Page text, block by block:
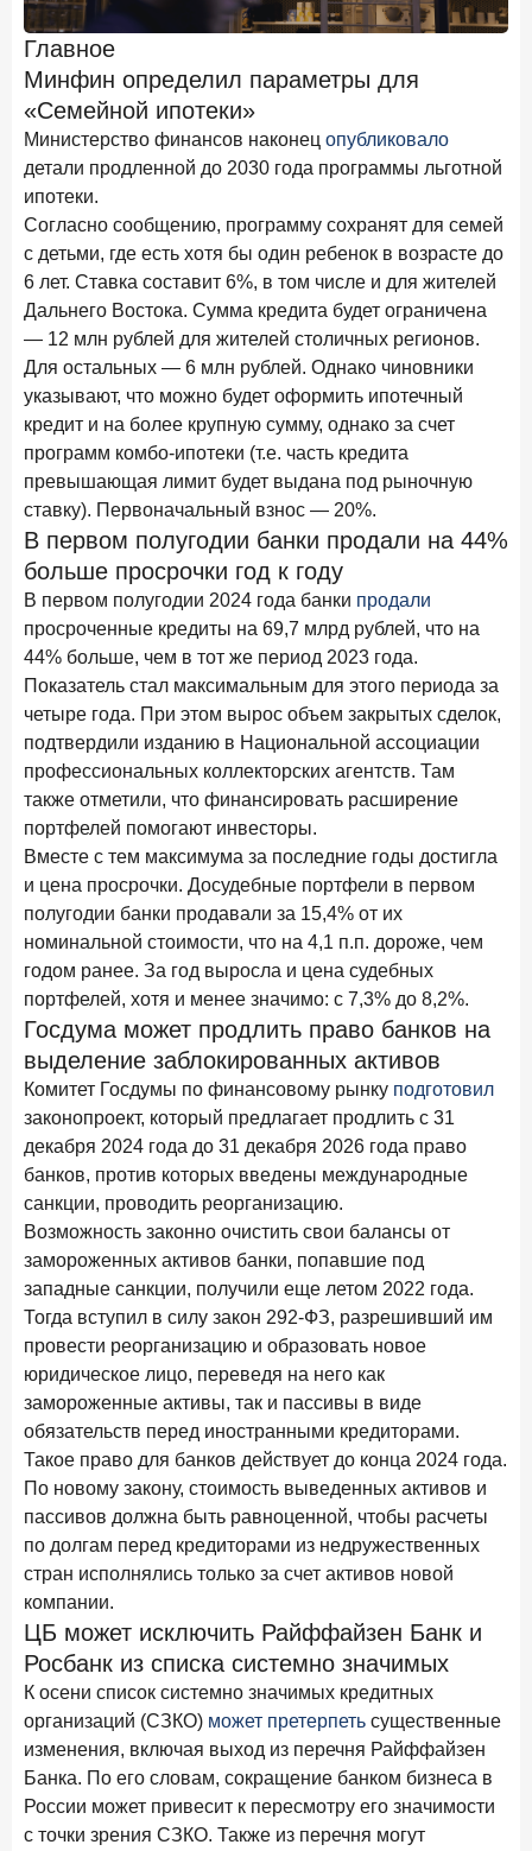
Клиенты чаще всего узнают о сберегательных
продуктах из рекламы в интернете и на ТВ
9 июля 2026 года
С ростом благосостояния клиентов-сберегателей
увеличивается и склонность к диверсификации
7 июля 2026 года
По итогам июня 2026 года объем выдач кредитов
составил 1 166,4 млрд руб.
3 июля 2026 года
«Скорость измеряется секундами». Новые стандарты
банковского контакт-центра
25 июня 2026 года ИССЛЕДОВАНИЕ
Ипотека в России: итоги мая 2026 года в цифрах
22 июня 2026 года
«Честность — индустриальный стандарт»: как банки
завоевывают лояльность private-клиентов
Рассылка Frank RG
Итоги недели, наша трактовка основных событий
на банковском рынке
ПОДПИСАТЬСЯ
Я согласен с условиями обработки данных
8 июня 2026 года ИССЛЕДОВАНИЕ
По итогам мая 2026 года объем выдач кредитов
составил 993,8 млрд руб.
4 июня 2026 года ИССЛЕДОВАНИЕ
Синергия интеллектов: будущее контакт-центров в
партнерстве человека и технологий
В борьбе за сбережения россиян банки учатся
понимать контекст
28 мая 2026 года ИССЛЕДОВАНИЕ
Доверие становится главным фактором на рынке
Private banking
Ипотека в России: итоги апреля 2026 года в цифрах
13 мая 2026 года ИССЛЕДОВАНИЕ
«Ни один зарубежный private банк не может
сравниться с российским»
6 мая 2026 года
По итогам апреля 2026 года объем выдач кредитов
составил 968 млрд руб.
29 апреля 2026 года ИССЛЕДОВАНИЕ
Конкуренция на рынке инвестиционно-страховых
продуктов усиливается
28 апреля 2026 года ИССЛЕДОВАНИЕ
Привязанность побеждает ставку? Как выбирают банк
27 апреля 2026 года ИССЛЕДОВАНИЕ
Банки скорректировали доходность вкладов после
снижения ключевой ставки до 14,5%
Цифра дня
Главное
Минфин определил параметры для
«Семейной ипотеки»
Министерство финансов наконец опубликовало
детали продленной до 2030 года программы льготной
ипотеки.
Согласно сообщению, программу сохранят для семей
с детьми, где есть хотя бы один ребенок в возрасте до
6 лет. Ставка составит 6%, в том числе и для жителей
Дальнего Востока. Сумма кредита будет ограничена
— 12 млн рублей для жителей столичных регионов.
Для остальных — 6 млн рублей. Однако чиновники
указывают, что можно будет оформить ипотечный
кредит и на более крупную сумму, однако за счет
программ комбо-ипотеки (т.е. часть кредита
превышающая лимит будет выдана под рыночную
ставку). Первоначальный взнос — 20%.
В первом полугодии банки продали на 44%
больше просрочки год к году
В первом полугодии 2024 года банки продали
просроченные кредиты на 69,7 млрд рублей, что на
44% больше, чем в тот же период 2023 года.
Показатель стал максимальным для этого периода за
четыре года. При этом вырос объем закрытых сделок,
подтвердили изданию в Национальной ассоциации
профессиональных коллекторских агентств. Там
также отметили, что финансировать расширение
портфелей помогают инвесторы.
Вместе с тем максимума за последние годы достигла
и цена просрочки. Досудебные портфели в первом
полугодии банки продавали за 15,4% от их
номинальной стоимости, что на 4,1 п.п. дороже, чем
годом ранее. За год выросла и цена судебных
портфелей, хотя и менее значимо: с 7,3% до 8,2%.
Госдума может продлить право банков на
выделение заблокированных активов
Комитет Госдумы по финансовому рынку подготовил
законопроект, который предлагает продлить с 31
декабря 2024 года до 31 декабря 2026 года право
банков, против которых введены международные
санкции, проводить реорганизацию.
Возможность законно очистить свои балансы от
замороженных активов банки, попавшие под
западные санкции, получили еще летом 2022 года.
Тогда вступил в силу закон 292-ФЗ, разрешивший им
провести реорганизацию и образовать новое
юридическое лицо, переведя на него как
замороженные активы, так и пассивы в виде
обязательств перед иностранными кредиторами.
Такое право для банков действует до конца 2024 года.
По новому закону, стоимость выведенных активов и
пассивов должна быть равноценной, чтобы расчеты
по долгам перед кредиторами из недружественных
стран исполнялись только за счет активов новой
компании.
ЦБ может исключить Райффайзен Банк и
Росбанк из списка системно значимых
К осени список системно значимых кредитных
организаций (СЗКО) может претерпеть существенные
изменения, включая выход из перечня Райффайзен
Банка. По его словам, сокращение банком бизнеса в
России может привесит к пересмотру его значимости
с точки зрения СЗКО. Также из перечня могут